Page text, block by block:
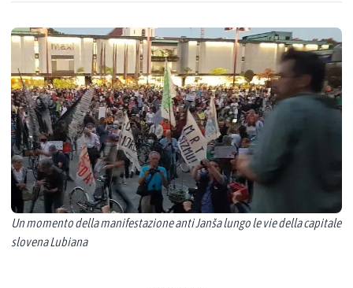
Un momento della manifestazione anti Janša lungo le vie della capitale
slovena Lubiana